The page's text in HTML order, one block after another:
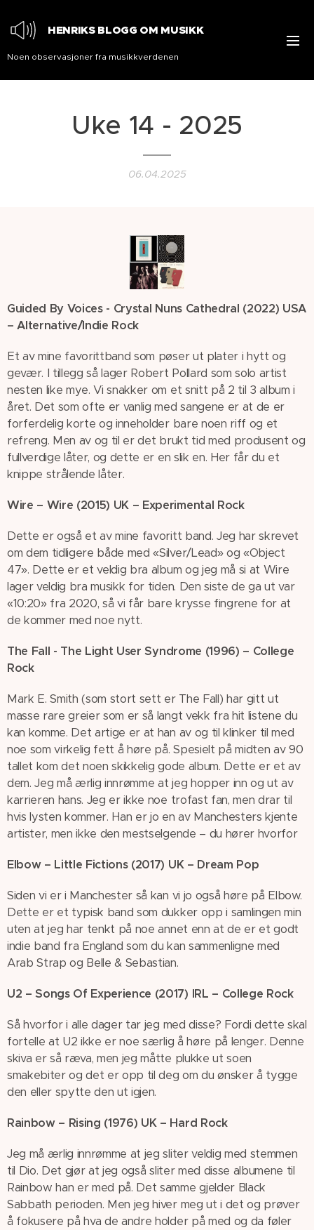
HENRIKS BLOGG OM MUSIKK
Noen observasjoner fra musikkverdenen
Uke 14 - 2025
06.04.2025
Guided By Voices - Crystal Nuns Cathedral (2022) USA
– Alternative/Indie Rock
Et av mine favorittband som pøser ut plater i hytt og
gevær. I tillegg så lager Robert Pollard som solo artist
nesten like mye. Vi snakker om et snitt på 2 til 3 album i
året. Det som ofte er vanlig med sangene er at de er
forferdelig korte og inneholder bare noen riff og et
refreng. Men av og til er det brukt tid med produsent og
fullverdige låter, og dette er en slik en. Her får du et
knippe strålende låter.
Wire – Wire (2015) UK – Experimental Rock
Dette er også et av mine favoritt band. Jeg har skrevet
om dem tidligere både med «Silver/Lead» og «Object
47». Dette er et veldig bra album og jeg må si at Wire
lager veldig bra musikk for tiden. Den siste de ga ut var
«10:20» fra 2020, så vi får bare krysse fingrene for at
de kommer med noe nytt.
The Fall - The Light User Syndrome (1996) – College
Rock
Mark E. Smith (som stort sett er The Fall) har gitt ut
masse rare greier som er så langt vekk fra hit listene du
kan komme. Det artige er at han av og til klinker til med
noe som virkelig fett å høre på. Spesielt på midten av 90
tallet kom det noen skikkelig gode album. Dette er et av
dem. Jeg må ærlig innrømme at jeg hopper inn og ut av
karrieren hans. Jeg er ikke noe trofast fan, men drar til
hvis lysten kommer. Han er jo en av Manchesters kjente
artister, men ikke den mestselgende – du hører hvorfor
Elbow – Little Fictions (2017) UK – Dream Pop
Siden vi er i Manchester så kan vi jo også høre på Elbow.
Dette er et typisk band som dukker opp i samlingen min
uten at jeg har tenkt på noe annet enn at de er et godt
indie band fra England som du kan sammenligne med
Arab Strap og Belle & Sebastian.
U2 – Songs Of Experience (2017) IRL – College Rock
Så hvorfor i alle dager tar jeg med disse? Fordi dette skal
fortelle at U2 ikke er noe særlig å høre på lenger. Denne
skiva er så ræva, men jeg måtte plukke ut soen
smakebiter og det er opp til deg om du ønsker å tygge
den eller spytte den ut igjen.
Rainbow – Rising (1976) UK – Hard Rock
Jeg må ærlig innrømme at jeg sliter veldig med stemmen
til Dio. Det gjør at jeg også sliter med disse albumene til
Rainbow han er med på. Det samme gjelder Black
Sabbath perioden. Men jeg hiver meg ut i det og prøver
å fokusere på hva de andre holder på med og da føler